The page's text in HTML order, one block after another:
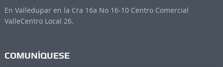
En Valledupar en la Cra 16a No 16-10 Centro Comercial
ValleCentro Local 26.
COMUNÍQUESE